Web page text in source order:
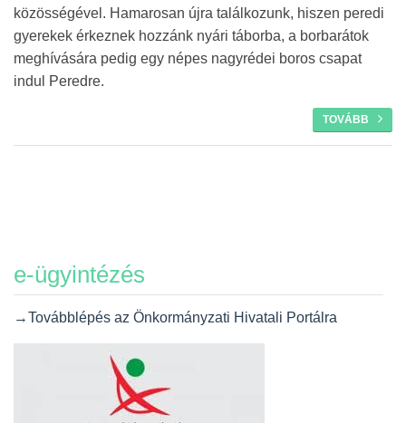
közösségével. Hamarosan újra találkozunk, hiszen peredi
gyerekek érkeznek hozzánk nyári táborba, a borbarátok
meghívására pedig egy népes nagyrédei boros csapat
indul Peredre.
TOVÁBB
e-ügyintézés
→Továbblépés az Önkormányzati Hivatali Portálra